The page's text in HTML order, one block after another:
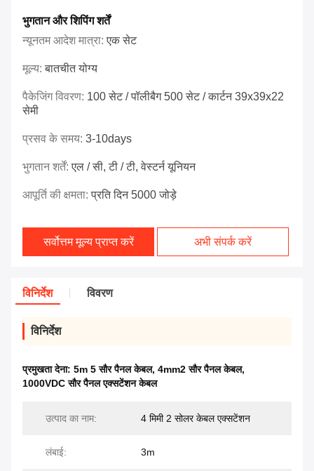
भुगतान और शिपिंग शर्तें
न्यूनतम आदेश मात्रा:एक सेट
मूल्य:बातचीत योग्य
पैकेजिंग विवरण: 100 सेट / पॉलीबैग 500 सेट / कार्टन 39x39x22
सेमी
प्रसव के समय: 3-10days
भुगतान शर्तें:एल / सी, टी / टी, वेस्टर्न यूनियन
आपूर्ति की क्षमता:प्रति दिन 5000 जोड़े
सर्वोत्तम मूल्य प्राप्त करें अभी संपर्क करें
विनिर्देश विवरण
विनिर्देश
प्रमुखता देना: 5m 5 सौर पैनल केबल, 4mm2 सौर पैनल केबल,
1000VDC सौर पैनल एक्सटेंशन केबल
उत्पाद का नाम: 4 मिमी 2 सोलर केबल एक्सटेंशन
लंबाई: 3m